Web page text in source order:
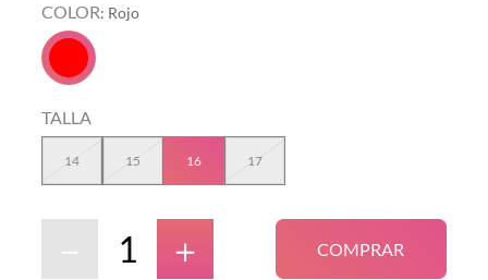
COLOR: Rojo
TALLA
14 15 16 17
＋
－ COMPRAR